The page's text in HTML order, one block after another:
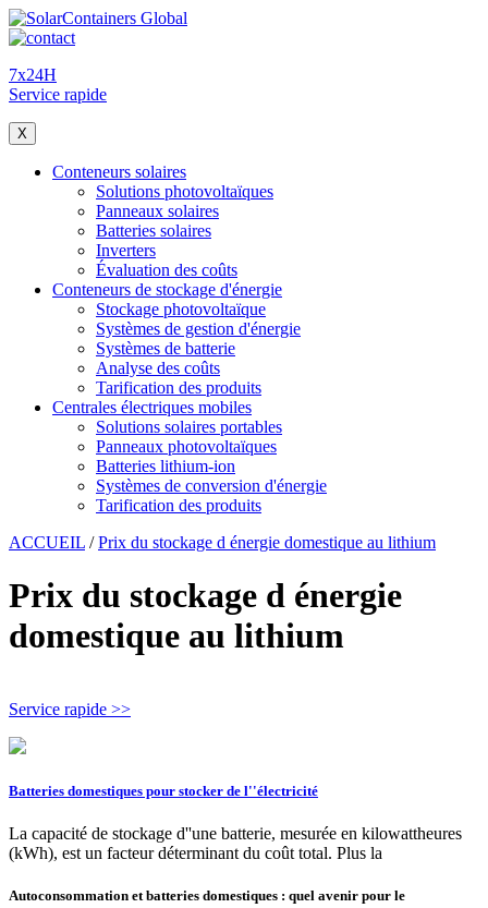
7x24H
Service rapide
X
Conteneurs solaires
Solutions photovoltaïques
Panneaux solaires
Batteries solaires
Inverters
Évaluation des coûts
Conteneurs de stockage d'énergie
Stockage photovoltaïque
Systèmes de gestion d'énergie
Systèmes de batterie
Analyse des coûts
Tarification des produits
Centrales électriques mobiles
Solutions solaires portables
Panneaux photovoltaïques
Batteries lithium-ion
Systèmes de conversion d'énergie
Tarification des produits
ACCUEIL /Prix du stockage d énergie domestique au lithium
Prix du stockage d énergie
domestique au lithium
Service rapide >>
Batteries domestiques pour stocker de l''électricité
La capacité de stockage d''une batterie, mesurée en kilowattheures
(kWh), est un facteur déterminant du coût total. Plus la
Autoconsommation et batteries domestiques : quel avenir pour le